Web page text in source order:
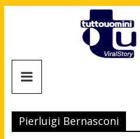
Tv,
Cinema,
Pierluigi Bernasconi